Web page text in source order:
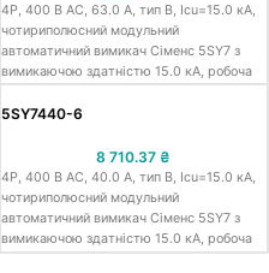
перевантаження
4Р, 400 В АС, 63.0 A, тип B, Icu=15.0 кА,
чотириполюсний модульний
автоматичний вимикач Сіменс 5SY7 з
вимикаючою здатністю 15.0 кА, робоча
63.0 A, крива спарацювання тип B,
мм, захист від к.з. та струмів
перевантаження
5SY7440-6
8 710.37 ₴
4Р, 400 В АС, 40.0 A, тип B, Icu=15.0 кА,
чотириполюсний модульний
автоматичний вимикач Сіменс 5SY7 з
вимикаючою здатністю 15.0 кА, робоча